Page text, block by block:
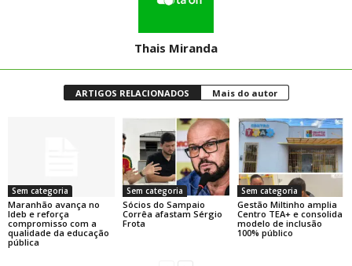
Thais Miranda
ARTIGOS RELACIONADOS Mais do autor
Sem categoria
Maranhão avança no
Ideb e reforça
compromisso com a
qualidade da educação
pública
Sem categoria
Sócios do Sampaio
Corrêa afastam Sérgio
Frota
Sem categoria
Gestão Miltinho amplia
Centro TEA+ e consolida
modelo de inclusão
100% público